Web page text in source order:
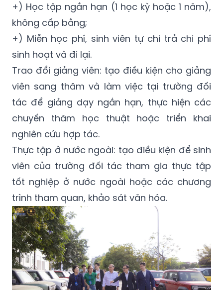
+) Học tập ngắn hạn (1 học kỳ hoặc 1 năm),
không cấp bằng;
+) Miễn học phí, sinh viên tự chi trả chi phí
sinh hoạt và đi lại.
Trao đổi giảng viên: tạo điều kiện cho giảng
viên sang thăm và làm việc tại trường đối
tác để giảng dạy ngắn hạn, thực hiện các
chuyến thăm học thuật hoặc triển khai
nghiên cứu hợp tác.
Thực tập ở nước ngoài: tạo điều kiện để sinh
viên của trường đối tác tham gia thực tập
tốt nghiệp ở nước ngoài hoặc các chương
trình tham quan, khảo sát văn hóa.